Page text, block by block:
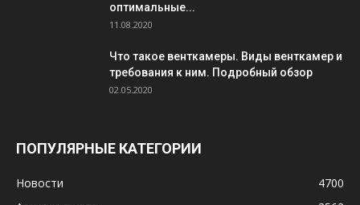
оптимальные...
11.08.2020
Что такое венткамеры. Виды венткамер и
требования к ним. Подробный обзор
02.05.2020
ПОПУЛЯРНЫЕ КАТЕГОРИИ
Новости
4700